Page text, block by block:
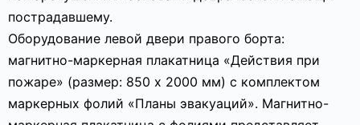
пострадавшему.
Оборудование левой двери правого борта:
магнитно-маркерная плакатница «Действия при
пожаре» (размер: 850 х 2000 мм) с комплектом
маркерных фолий «Планы эвакуаций». Магнитно-